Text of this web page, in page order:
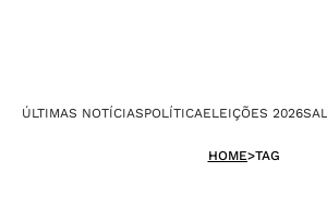
ÚLTIMAS NOTÍCIASPOLÍTICAELEIÇÕES 2026
HOME>TAG